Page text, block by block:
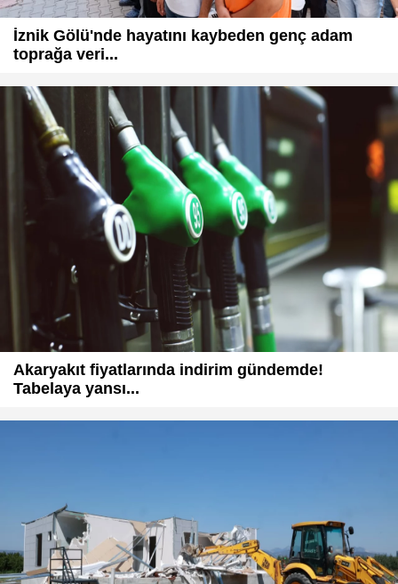
İznik Gölü'nde hayatını kaybeden genç adam
toprağa veri...
Akaryakıt fiyatlarında indirim gündemde!
Tabelaya yansı...